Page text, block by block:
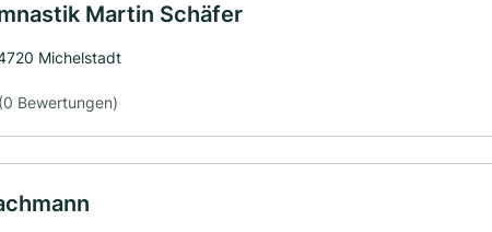
Martin Schäfer
Michelstadt
(0 Bewertungen)